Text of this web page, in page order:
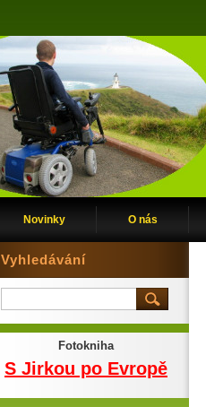
Novinky O nás
Vyhledávání
Fotokniha
S Jirkou po Evropě